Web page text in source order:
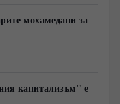
мохамедани за
капитализъм" е